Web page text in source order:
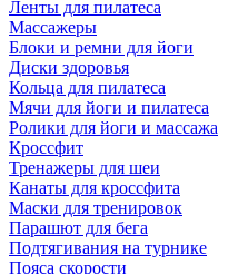
Ленты для пилатеса
Массажеры
Блоки и ремни для йоги
Диски здоровья
Кольца для пилатеса
Мячи для йоги и пилатеса
Ролики для йоги и массажа
Кроссфит
Тренажеры для шеи
Канаты для кроссфита
Маски для тренировок
Парашют для бега
Подтягивания на турнике
Пояса скорости